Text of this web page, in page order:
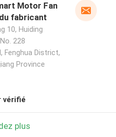
Motor Fan
fabricant
10, Huiding
228
Fenghua District,
Province
vérifié
plus